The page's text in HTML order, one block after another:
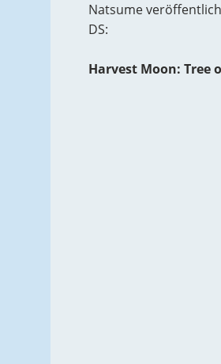
Natsume
DS:
Harvest Moon: Tree